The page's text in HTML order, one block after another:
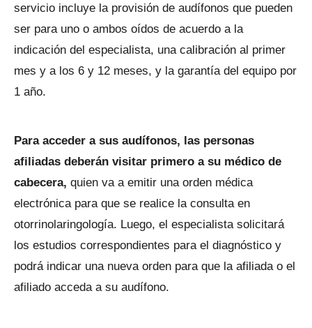
servicio incluye la provisión de audífonos que pueden
ser para uno o ambos oídos de acuerdo a la
indicación del especialista, una calibración al primer
mes y a los 6 y 12 meses, y la garantía del equipo por
1 año.
Para acceder a sus audífonos, las personas
afiliadas deberán visitar primero a su médico de
cabecera, quien va a emitir una orden médica
electrónica para que se realice la consulta en
otorrinolaringología. Luego, el especialista solicitará
los estudios correspondientes para el diagnóstico y
podrá indicar una nueva orden para que la afiliada o el
afiliado acceda a su audífono.